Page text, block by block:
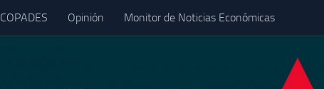
COPADES Opinión Monitor de Noticias Económicas